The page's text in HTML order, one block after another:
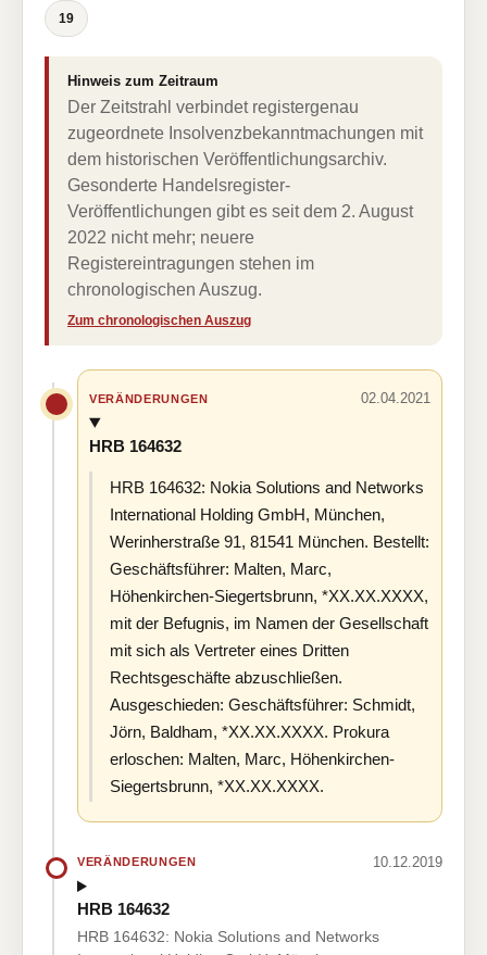
19
Hinweis zum Zeitraum
Der Zeitstrahl verbindet registergenau
zugeordnete Insolvenzbekanntmachungen mit
dem historischen Veröffentlichungsarchiv.
Gesonderte Handelsregister-
Veröffentlichungen gibt es seit dem 2. August
2022 nicht mehr; neuere
Registereintragungen stehen im
chronologischen Auszug.
Zum chronologischen Auszug
VERÄNDERUNGEN 02.04.2021
HRB 164632
HRB 164632: Nokia Solutions and Networks
International Holding GmbH, München,
Werinherstraße 91, 81541 München. Bestellt:
Geschäftsführer: Malten, Marc,
Höhenkirchen-Siegertsbrunn, *XX.XX.XXXX,
mit der Befugnis, im Namen der Gesellschaft
mit sich als Vertreter eines Dritten
Rechtsgeschäfte abzuschließen.
Ausgeschieden: Geschäftsführer: Schmidt,
Jörn, Baldham, *XX.XX.XXXX. Prokura
erloschen: Malten, Marc, Höhenkirchen-
Siegertsbrunn, *XX.XX.XXXX.
VERÄNDERUNGEN 10.12.2019
HRB 164632
HRB 164632: Nokia Solutions and Networks